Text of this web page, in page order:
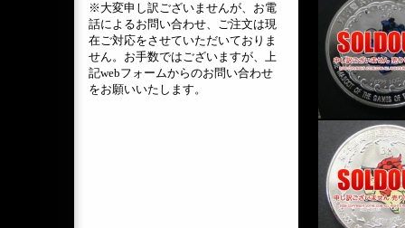
※大変申し訳ございませんが、お電
話によるお問い合わせ、ご注文は現
在ご対応をさせていただいておりま
せん。お手数ではございますが、上
記webフォームからのお問い合わせ
をお願いいたします。